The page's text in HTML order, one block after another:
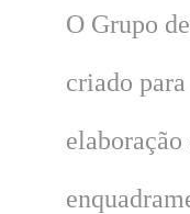
O Grupo
criado
elaboração